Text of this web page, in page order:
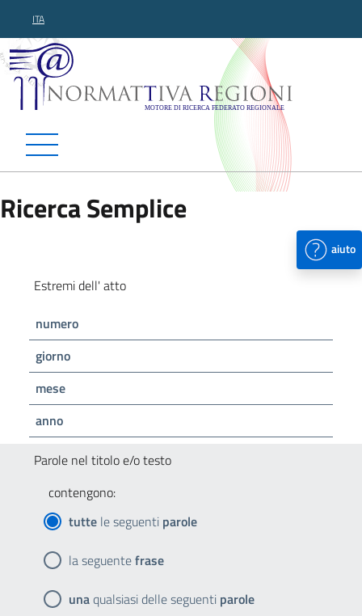
ITA
Normattiva Regioni -
Ricerca Semplice
aiuto
Estremi dell' atto
numero
giorno
mese
anno
Parole nel titolo e/o testo
contengono:
tutte le seguenti parole
la seguentefrase
unaqualsiasi delle seguenti parole